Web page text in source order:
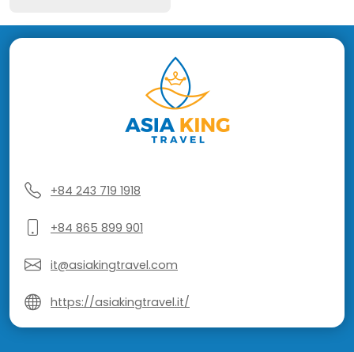
+84 243 719 1918
+84 865 899 901
it@asiakingtravel.com
https://asiakingtravel.it/